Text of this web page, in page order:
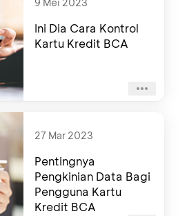
Ini Dia Cara Kontrol
Kartu Kredit BCA
27 Mar 2023
Pentingnya
Pengkinian Data Bagi
Pengguna Kartu
Kredit BCA